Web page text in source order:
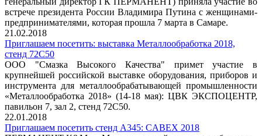
встрече президента России Владимира Путина с женщинами-
предпринимателями, которая прошла 7 марта в Самаре.
21.02.2018
Приглашаем посетить: выставка Металлообработка 2018,
стенд 72C50
ООО "Смазка Высокого Качества" примет участие в
крупнейшей российской выставке оборудования, приборов и
инструмента для металлообрабатывающей промышленности
«Металлообработка 2018» (14-18 мая): ЦВК ЭКСПОЦЕНТР,
павильон 7, зал 2, стенд 72C50.
22.01.2018
Приглашаем посетить стенд А345: CABEX 2018